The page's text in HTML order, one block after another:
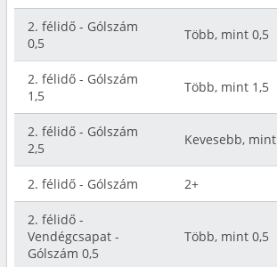
2. félidő - Gólszám
0,5
Több, mint 0,5
2. félidő - Gólszám
1,5
Több, mint 1,5
2. félidő - Gólszám
2,5
Kevesebb,
2. félidő - Gólszám 2+
2. félidő -
Vendégcsapat -
Gólszám 0,5
Több, mint 0,5